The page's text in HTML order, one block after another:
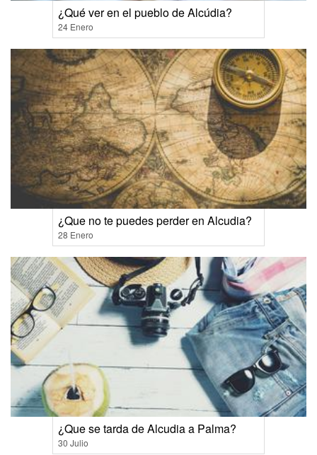
¿Qué ver en el pueblo de Alcúdia?
24 Enero
¿Que no te puedes perder en Alcudia?
28 Enero
¿Que se tarda de Alcudia a Palma?
30 Julio